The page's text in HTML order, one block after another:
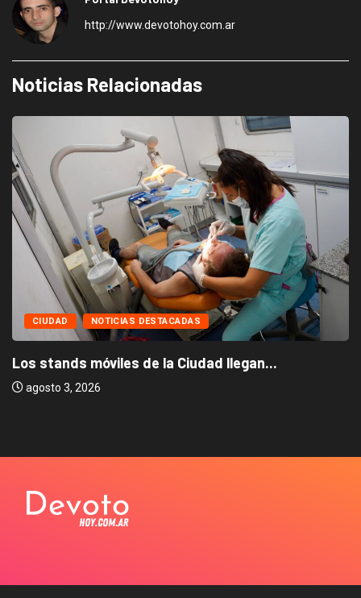
http://www.devotohoy.com.ar
Noticias Relacionadas
CIUDAD NOTICIAS DESTACADAS
Los stands móviles de la Ciudad llegan...
agosto 3, 2026